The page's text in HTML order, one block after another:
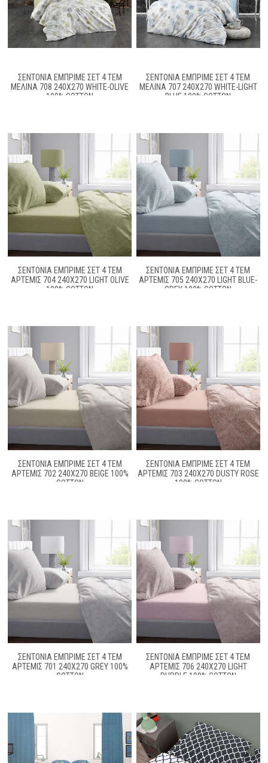
ΣΕΝΤΌΝΙΑ ΕΜΠΡΙΜΈ ΣΕΤ 4 ΤΕΜ
ΜΕΛΊΝΑ 708 240X270 WHITE-OLIVE
100% COTTON
ΣΕΝΤΌΝΙΑ ΕΜΠΡΙΜΈ ΣΕΤ 4 ΤΕΜ
ΜΕΛΊΝΑ 707 240X270 WHITE-LIGHT
BLUE 100% COTTON
ΣΕΝΤΌΝΙΑ ΕΜΠΡΙΜΈ ΣΕΤ 4 ΤΕΜ
ΆΡΤΕΜΙΣ 704 240X270 LIGHT OLIVE
100% COTTON
ΣΕΝΤΌΝΙΑ ΕΜΠΡΙΜΈ ΣΕΤ 4 ΤΕΜ
ΆΡΤΕΜΙΣ 705 240X270 LIGHT BLUE-
GREY 100% COTTON
ΣΕΝΤΌΝΙΑ ΕΜΠΡΙΜΈ ΣΕΤ 4 ΤΕΜ
ΆΡΤΕΜΙΣ 702 240X270 BEIGE 100%
COTTON
ΣΕΝΤΌΝΙΑ ΕΜΠΡΙΜΈ ΣΕΤ 4 ΤΕΜ
ΆΡΤΕΜΙΣ 703 240X270 DUSTY ROSE
100% COTTON
ΣΕΝΤΌΝΙΑ ΕΜΠΡΙΜΈ ΣΕΤ 4 ΤΕΜ
ΆΡΤΕΜΙΣ 701 240X270 GREY 100%
COTTON
ΣΕΝΤΌΝΙΑ ΕΜΠΡΙΜΈ ΣΕΤ 4 ΤΕΜ
ΆΡΤΕΜΙΣ 706 240X270 LIGHT
PURPLE 100% COTTON